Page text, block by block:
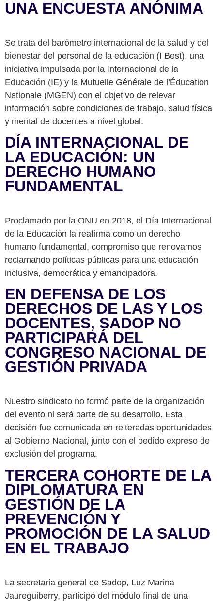
UNA ENCUESTA ANÓNIMA
Se trata del barómetro internacional de la salud y del
bienestar del personal de la educación (I Best), una
iniciativa impulsada por la Internacional de la
Educación (IE) y la Mutuelle Générale de l’Éducation
Nationale (MGEN) con el objetivo de relevar
información sobre condiciones de trabajo, salud física
y mental de docentes a nivel global.
DÍA INTERNACIONAL DE
LA EDUCACIÓN: UN
DERECHO HUMANO
FUNDAMENTAL
Proclamado por la ONU en 2018, el Día Internacional
de la Educación la reafirma como un derecho
humano fundamental, compromiso que renovamos
reclamando políticas públicas para una educación
inclusiva, democrática y emancipadora.
EN DEFENSA DE LOS
DERECHOS DE LAS Y LOS
DOCENTES, SADOP NO
PARTICIPARÁ DEL
CONGRESO NACIONAL DE
GESTIÓN PRIVADA
Nuestro sindicato no formó parte de la organización
del evento ni será parte de su desarrollo. Esta
decisión fue comunicada en reiteradas oportunidades
al Gobierno Nacional, junto con el pedido expreso de
exclusión del programa.
TERCERA COHORTE DE LA
DIPLOMATURA EN
GESTIÓN DE LA
PREVENCIÓN Y
PROMOCIÓN DE LA SALUD
EN EL TRABAJO
La secretaria general de Sadop, Luz Marina
Jaureguiberry, participó del módulo final de una